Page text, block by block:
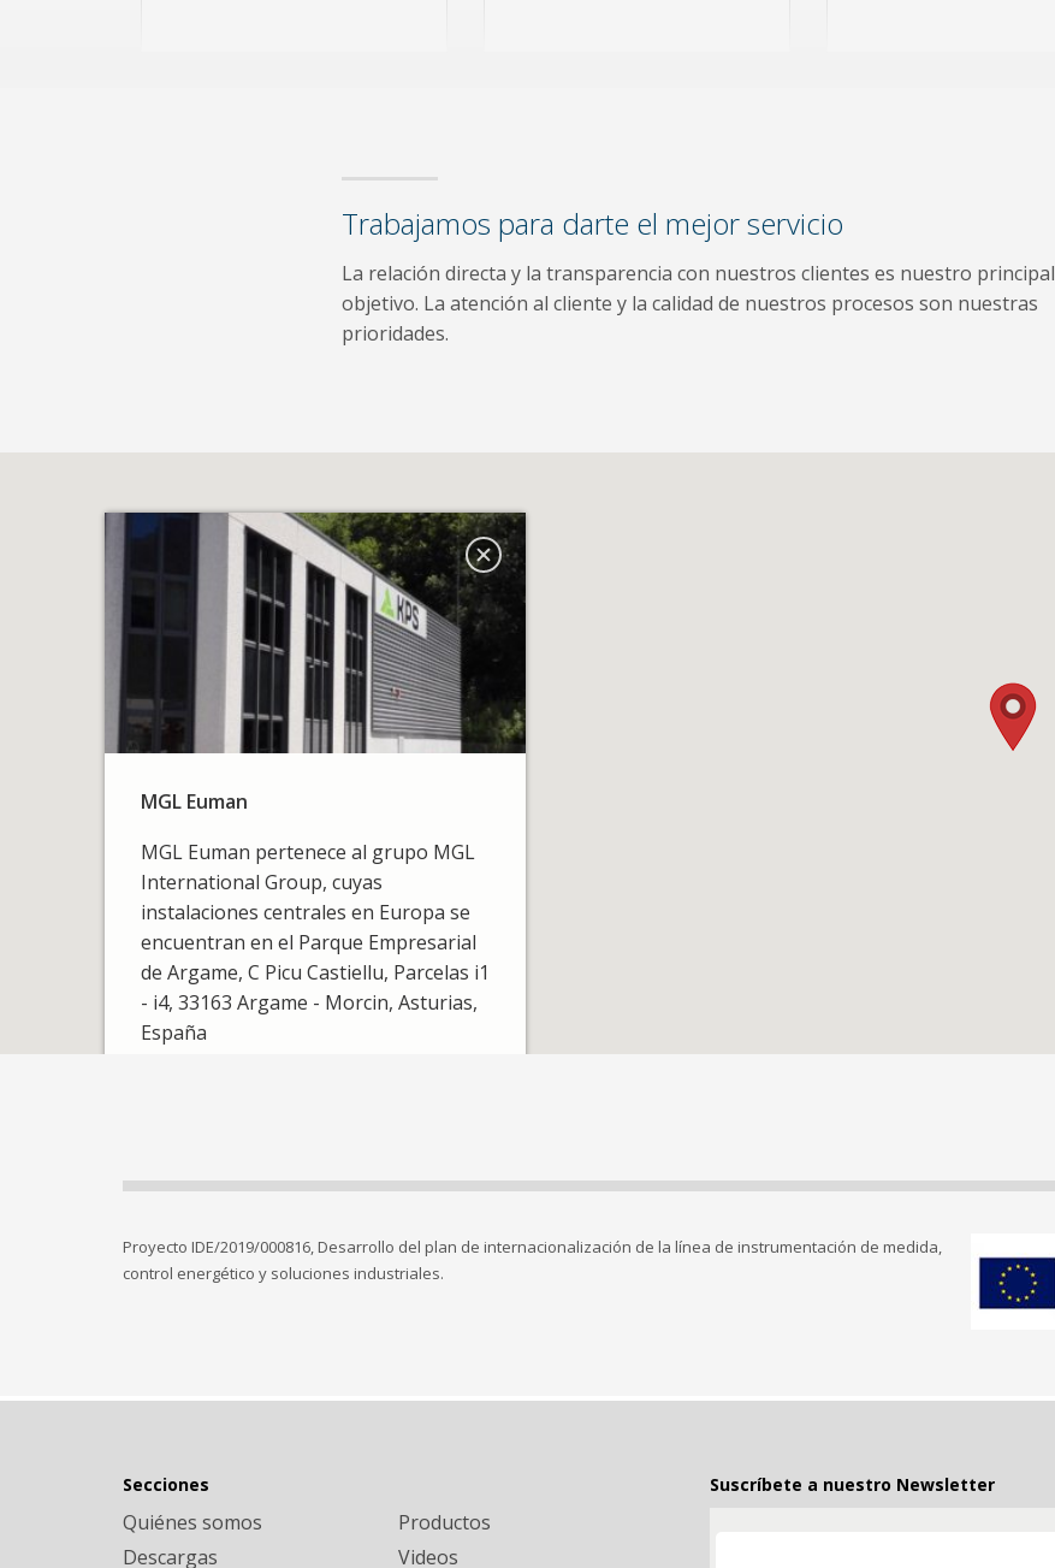
Trabajamos para darte el mejor servicio
La relación directa y la transparencia con nuestros clientes es nuestro principal
objetivo. La atención al cliente y la calidad de nuestros procesos son nuestras
prioridades.
MGL Euman
MGL Euman pertenece al grupo MGL
International Group, cuyas
instalaciones centrales en Europa se
encuentran en el Parque Empresarial
de Argame, C Picu Castiellu, Parcelas i1
- i4, 33163 Argame - Morcin, Asturias,
España
Proyecto IDE/2019/000816, Desarrollo del plan de internacionalización de la línea de instrumentación de medida,
control energético y soluciones industriales.
Secciones
Quiénes somos
Productos
Descargas
Videos
Suscríbete a nuestro Newsletter